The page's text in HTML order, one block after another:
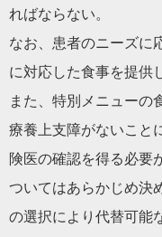
ればならない。
なお、患者のニーズに
に対応した食事を提供
また、特別メニューの
療養上支障がないこと
険医の確認を得る必要
ついてはあらかじめ決
の選択により代替可能